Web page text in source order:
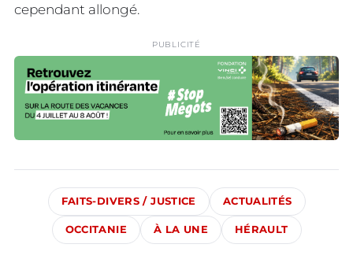
cependant allongé.
PUBLICITÉ
FAITS-DIVERS / JUSTICE ACTUALITÉS
OCCITANIE À LA UNE HÉRAULT